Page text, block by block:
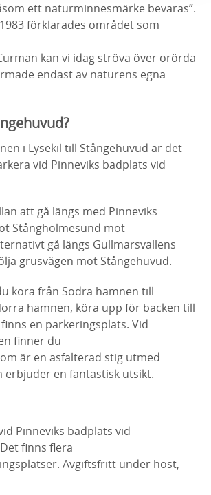
ett naturminnesmärke bevaras”.
förklarades området som
kan vi idag ströva över orörda
endast av naturens egna
i Lysekil till Stångehuvud är det
vid Pinneviks badplats vid
att gå längs med Pinneviks
Stångholmesund mot
gå längs Gullmarsvallens
grusvägen mot Stångehuvud.
köra från Södra hamnen till
hamnen, köra upp för backen till
en parkeringsplats. Vid
finner du
är en asfalterad stig utmed
erbjuder en fantastisk utsikt.
Pinneviks badplats vid
finns flera
Avgiftsfritt under höst,